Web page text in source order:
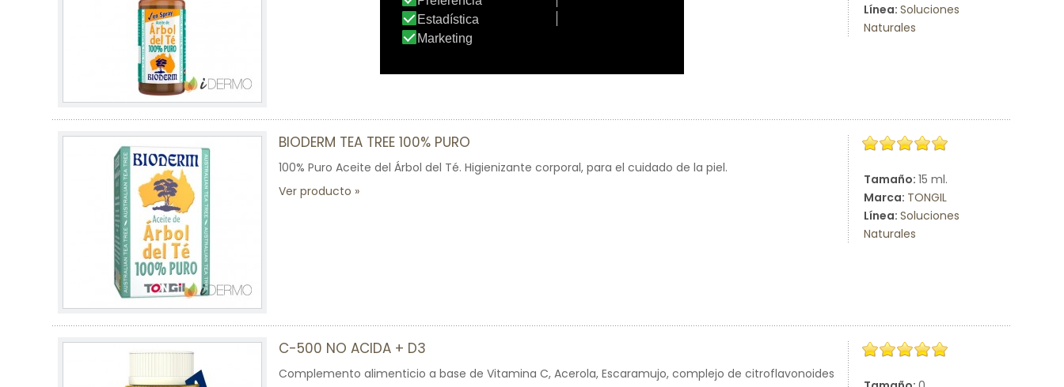
Línea: Soluciones
Naturales
Tamaño: 15 ml.
Marca: TONGIL
Línea: Soluciones
Naturales
BIODERM TEA TREE 100% PURO
100% Puro Aceite del Árbol del Té. Higienizante corporal, para el cuidado de la piel.
Ver producto
C-500 NO ACIDA + D3
Complemento alimenticio a base de Vitamina C, Acerola, Escaramujo, complejo de citroflavonoides